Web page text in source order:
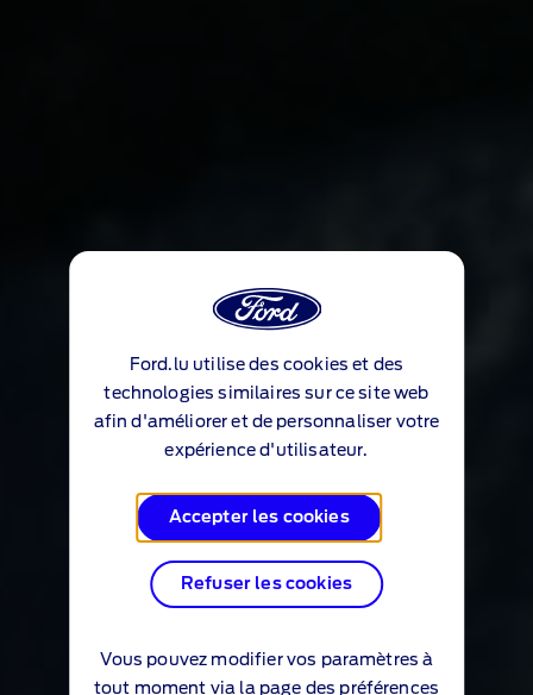
Ford.lu utilise des cookies et des
technologies similaires sur ce site web
afin d'améliorer et de personnaliser votre
expérience d'utilisateur.
Accepter les cookies
Refuser les cookies
Vous pouvez modifier vos paramètres à
tout moment via la page des préférences